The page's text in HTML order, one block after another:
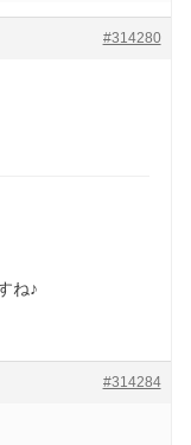
#314280
ね♪
#314284